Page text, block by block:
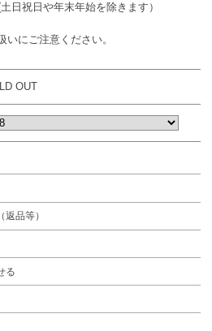
日祝日や年末年始を除きます）
にご注意ください。
OUT
品等）
る